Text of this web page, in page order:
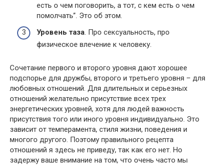
есть о чем поговорить, а тот, с кем есть о чем
помолчать”. Это об этом.
Уровень таза . Про сексуальность, про
физическое влечение к человеку.
Сочетание первого и второго уровня дают хорошее
подспорье для дружбы, второго и третьего уровня – для
любовных отношений. Для длительных и серьезных
отношений желательно присутствие всех трех
энергетических уровней, хотя для людей важность
присутствия того или иного уровня индивидуально. Это
зависит от темперамента, стиля жизни, поведения и
многого другого. Поэтому правильного рецепта
отношений я здесь не приведу, так как его нет. Но
задержу ваше внимание на том, что очень часто мы